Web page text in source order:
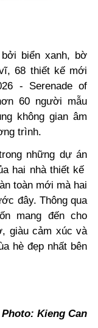
biển xanh, bờ
68 thiết kế mới
- Serenade of
60 người mẫu
không gian âm
trình.
những dự án
hai nhà thiết kế
toàn mới mà hai
đây. Thông qua
mang đến cho
giàu cảm xúc và
hè đẹp nhất bên
Photo: Kieng Can